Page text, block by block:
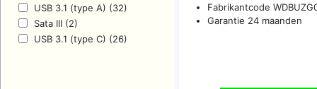
USB 3.1 (type A) (32)
Sata III (2)
USB 3.1 (type C) (26)
Fabrikantcode
Garantie 24 maanden